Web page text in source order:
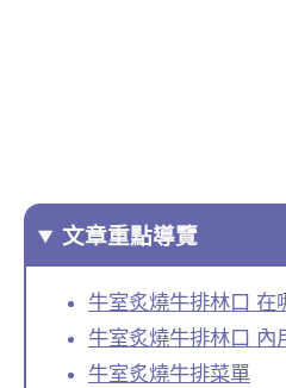
文章重點導覽
牛室炙燒牛排林口 在
牛室炙燒牛排林口 內
牛室炙燒牛排菜單